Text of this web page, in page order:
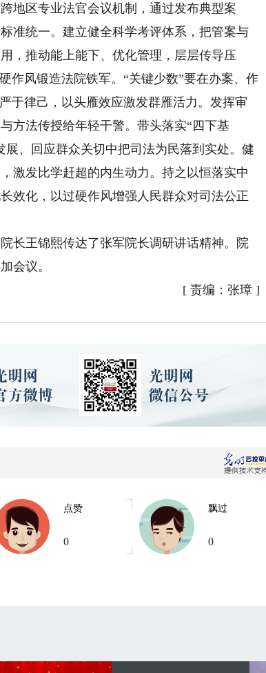
地区专业法官会议机制，通过发布典型案
准统一。建立健全科学考评体系，把管案与
，推动能上能下、优化管理，层层传导压
作风锻造法院铁军。“关键少数”要在办案、作
于律己，以头雁效应激发群雁活力。发挥审
方法传授给年轻干警。带头落实“四下基
、回应群众关切中把司法为民落到实处。健
激发比学赶超的内生动力。持之以恒落实中
效化，以过硬作风增强人民群众对司法公正
王锦熙传达了张军院长调研讲话精神。院
会议。
[ 责编：张璋 ]
点赞
0
飘过
0